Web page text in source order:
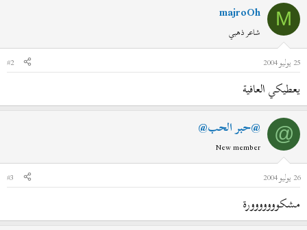
M
majroOh
شاعر ذهبي
25 يوليو 2004
#2
يعطيكي العافية
@ @حبر الحب@
New member
26 يوليو 2004
#3
مشكووووووورة